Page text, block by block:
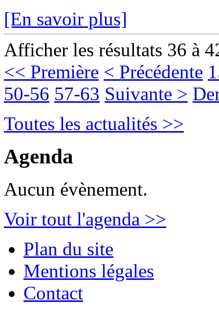
[En savoir plus]
Afficher les résultats 36 à
<< Première < Précédente
50-56 57-63 Suivante >
Toutes les actualités >>
Agenda
Aucun évènement.
Voir tout l'agenda >>
Plan du site
Mentions légales
Contact